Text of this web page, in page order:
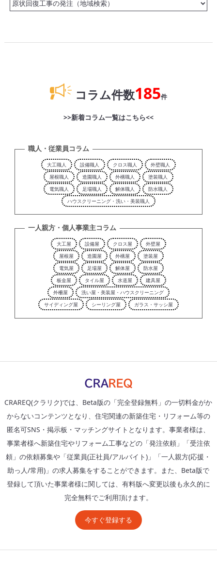
コラム件数185件
>>新着コラム一覧はこちら<<
職人・従業員コラム
大工職人 設備職人 クロス職人
外壁職人
屋根職人
造園職人 外構職人
塗装職人
電気職人
足場職人 解体職人
防水職人
ハウスクリーニング・洗い・美装職人
一人親方・個人事業主コラム
大工屋 設備屋 クロス屋
外壁屋
屋根屋
造園屋 外構屋
塗装屋
電気屋
足場屋 解体屋
防水屋
板金屋
タイル屋 水道屋
建具屋
外柵屋
洗い屋・美装屋・ハウスクリーニング
サイディング屋
シーリング屋 ガラス・サッシ屋
CRAREQ(クラリク)では、Beta版の「完全登録無料」の一切料金がか
からないコンテンツとなり、住宅関連の新築住宅・リフォーム等の
匿名可SNS・掲示板・マッチングサイトとなります。事業者様は、
事業者様へ新築住宅やリフォーム工事などの「発注依頼」「受注依
頼」の依頼募集や「従業員(正社員/アルバイト)」「一人親方(応援・
助っ人/常用)」の求人募集をすることができます。また、Beta版で
登録して頂いた事業者様に関しては、有料版へ変更以後も永久的に
完全無料でご利用頂けます。
今すぐ登録する